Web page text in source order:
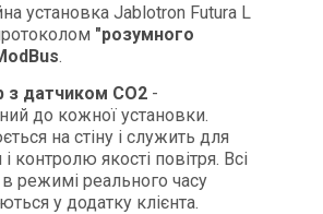
установка Jablotron Futura L
"розумного
.
з датчиком CO2 -
до кожної установки.
на стіну і служить для
контролю якості повітря. Всі
режимі реального часу
у додатку клієнта.